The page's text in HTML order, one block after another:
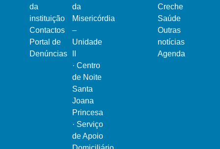
da
instituição
Contactos
Portal de
Denúncias
da
Misericórdia
–
Unidade
· Centro
de Noite
Santa
Joana
Princesa
· Serviço
de Apoio
Creche
Saúde
Outras
notícias
Agenda